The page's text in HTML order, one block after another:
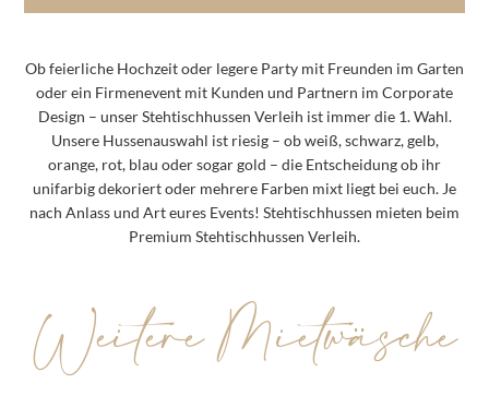
Ob feierliche Hochzeit oder legere Party mit Freunden im Garten
oder ein Firmenevent mit Kunden und Partnern im Corporate
Design – unser Stehtischhussen Verleih ist immer die 1. Wahl.
Unsere Hussenauswahl ist riesig– ob weiß, schwarz, gelb,
orange, rot, blau oder sogar gold – die Entscheidung ob ihr
unifarbig dekoriert oder mehrere Farben mixt liegt bei euch. Je
nach Anlass und Art eures Events! Stehtischhussen mieten beim
Premium Stehtischhussen Verleih.
Weitere Mietwäsche